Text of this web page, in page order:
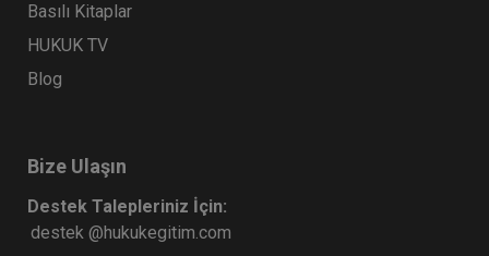
Basılı Kitaplar
HUKUK TV
Blog
Bize Ulaşın
Destek Talepleriniz İçin:
destek @hukukegitim.com